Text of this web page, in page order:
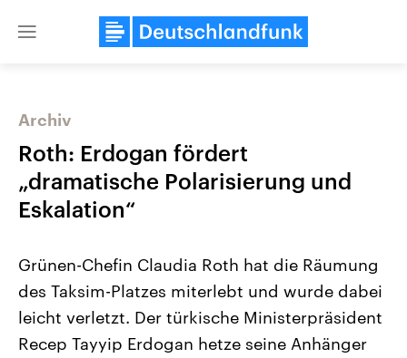
Close
Landtagswahl Sachsen-Anhalt
Alle Informationen
USA
Aktuelle Beiträge,
Hintergründe
Archiv
Roth: Erdogan fördert
„dramatische Polarisierung und
Eskalation“
Grünen-Chefin Claudia Roth hat die Räumung
des Taksim-Platzes miterlebt und wurde dabei
leicht verletzt. Der türkische Ministerpräsident
Recep Tayyip Erdogan hetze seine Anhänger